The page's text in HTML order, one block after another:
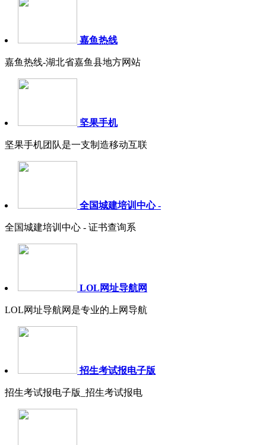
嘉鱼热线
嘉鱼热线-湖北省嘉鱼县地方网站
坚果手机
坚果手机团队是一支制造移动互联
全国城建培训中心 -
全国城建培训中心 - 证书查询系
LOL网址导航网
LOL网址导航网是专业的上网导航
招生考试报电子版
招生考试报电子版_招生考试报电